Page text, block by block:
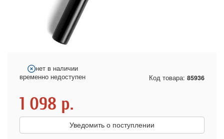
нет в наличии
временно недоступен
Код товара: 85936
1 098 р.
Уведомить о поступлении